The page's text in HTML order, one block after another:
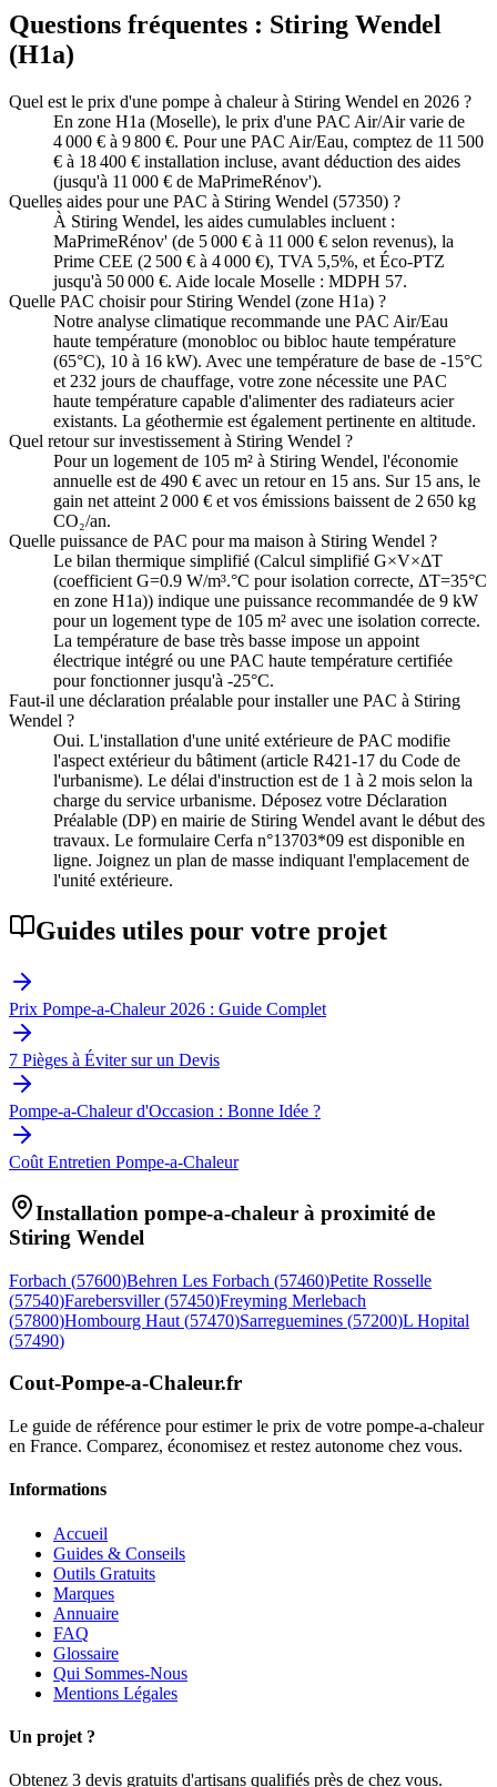
Questions fréquentes : Stiring Wendel
(H1a)
Quel est le prix d'une pompe à chaleur à Stiring Wendel en 2026 ?
En zone H1a (Moselle), le prix d'une PAC Air/Air varie de
4 000 € à 9 800 €. Pour une PAC Air/Eau, comptez de 11 500
€ à 18 400 € installation incluse, avant déduction des aides
(jusqu'à 11 000 € de MaPrimeRénov').
Quelles aides pour une PAC à Stiring Wendel (57350) ?
À Stiring Wendel, les aides cumulables incluent :
MaPrimeRénov' (de 5 000 € à 11 000 € selon revenus), la
Prime CEE (2 500 € à 4 000 €), TVA 5,5%, et Éco-PTZ
jusqu'à 50 000 €. Aide locale Moselle : MDPH 57.
Quelle PAC choisir pour Stiring Wendel (zone H1a) ?
Notre analyse climatique recommande une PAC Air/Eau
haute température (monobloc ou bibloc haute température
(65°C), 10 à 16 kW). Avec une température de base de -15°C
et 232 jours de chauffage, votre zone nécessite une PAC
haute température capable d'alimenter des radiateurs acier
existants. La géothermie est également pertinente en altitude.
Quel retour sur investissement à Stiring Wendel ?
Pour un logement de 105 m² à Stiring Wendel, l'économie
annuelle est de 490 € avec un retour en 15 ans. Sur 15 ans, le
gain net atteint 2 000 € et vos émissions baissent de 2 650 kg
CO₂/an.
Quelle puissance de PAC pour ma maison à Stiring Wendel ?
Le bilan thermique simplifié (Calcul simplifié G×V×ΔT
(coefficient G=0.9 W/m³.°C pour isolation correcte, ΔT=35°C
en zone H1a)) indique une puissance recommandée de 9 kW
pour un logement type de 105 m² avec une isolation correcte.
La température de base très basse impose un appoint
électrique intégré ou une PAC haute température certifiée
pour fonctionner jusqu'à -25°C.
Faut-il une déclaration préalable pour installer une PAC à Stiring
Wendel ?
Oui. L'installation d'une unité extérieure de PAC modifie
l'aspect extérieur du bâtiment (article R421-17 du Code de
l'urbanisme). Le délai d'instruction est de 1 à 2 mois selon la
charge du service urbanisme. Déposez votre Déclaration
Préalable (DP) en mairie de Stiring Wendel avant le début des
travaux. Le formulaire Cerfa n°13703*09 est disponible en
ligne. Joignez un plan de masse indiquant l'emplacement de
l'unité extérieure.
Guides utiles pour votre projet
Prix Pompe-a-Chaleur 2026 : Guide Complet
7 Pièges à Éviter sur un Devis
Pompe-a-Chaleur d'Occasion : Bonne Idée ?
Coût Entretien Pompe-a-Chaleur
Installation pompe-a-chaleur à proximité de
Stiring Wendel
Forbach (57600)Behren Les Forbach (57460)Petite Rosselle
(57540)Farebersviller (57450)Freyming Merlebach
(57800)Hombourg Haut (57470)Sarreguemines (57200)L Hopital
(57490)
Cout-Pompe-a-Chaleur.fr
Le guide de référence pour estimer le prix de votre pompe-a-chaleur
en France. Comparez, économisez et restez autonome chez vous.
Informations
Accueil
Guides & Conseils
Outils Gratuits
Marques
Annuaire
FAQ
Glossaire
Qui Sommes-Nous
Mentions Légales
Un projet ?
Obtenez 3 devis gratuits d'artisans qualifiés près de chez vous.